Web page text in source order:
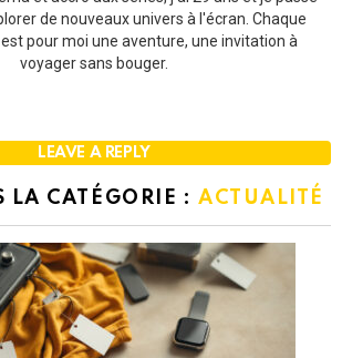
de nouveaux univers à l'écran. Chaque
pour moi une aventure, une invitation à
voyager sans bouger.
LEAVE A REPLY
LA CATÉGORIE : ACTUALITÉ